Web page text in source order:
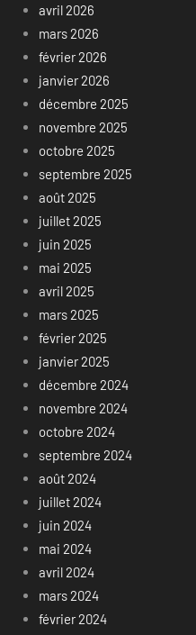
avril 2026
mars 2026
février 2026
janvier 2026
décembre 2025
novembre 2025
octobre 2025
septembre 2025
août 2025
juillet 2025
juin 2025
mai 2025
avril 2025
mars 2025
février 2025
janvier 2025
décembre 2024
novembre 2024
octobre 2024
septembre 2024
août 2024
juillet 2024
juin 2024
mai 2024
avril 2024
mars 2024
février 2024